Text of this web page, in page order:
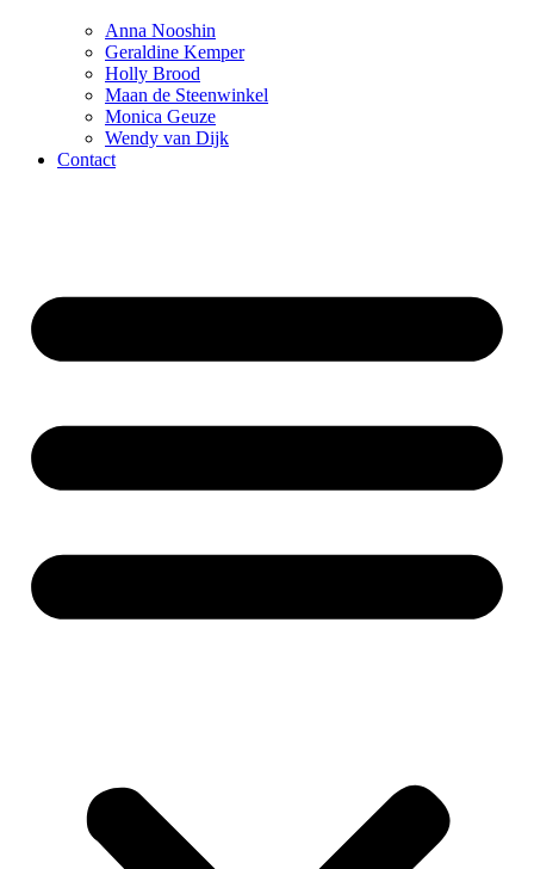
Anna Nooshin
Geraldine Kemper
Holly Brood
Maan de Steenwinkel
Monica Geuze
Wendy van Dijk
Contact